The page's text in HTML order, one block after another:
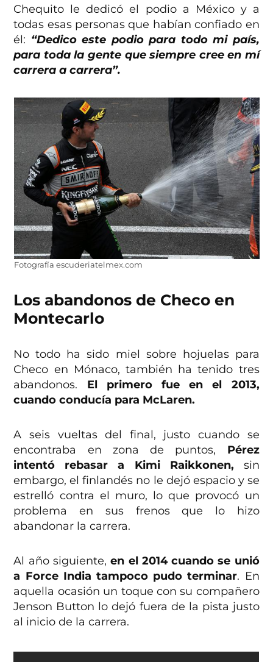
Chequito le dedicó el podio a México y a
todas esas personas que habían confiado en
él: “Dedico este podio para todo mi país,
para toda la gente que siempre cree en mí
carrera a carrera”.
Fotografía escuderiatelmex.com
Los abandonos de Checo en
Montecarlo
No todo ha sido miel sobre hojuelas para
Checo en Mónaco, también ha tenido tres
abandonos. El primero fue en el 2013,
cuando conducía para McLaren.
A seis vueltas del final, justo cuando se
encontraba en zona de puntos, Pérez
intentó rebasar a Kimi Raikkonen, sin
embargo, el finlandés no le dejó espacio y se
estrelló contra el muro, lo que provocó un
problema en sus frenos que lo hizo
abandonar la carrera.
Al año siguiente, en el 2014 cuando se unió
a Force India tampoco pudo terminar. En
aquella ocasión un toque con su compañero
Jenson Button lo dejó fuera de la pista justo
al inicio de la carrera.